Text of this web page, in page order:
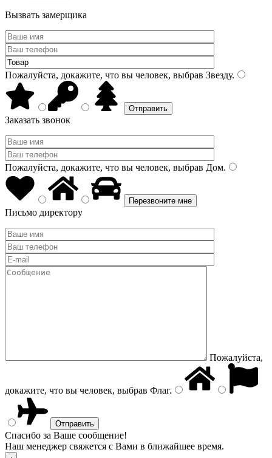
Вызвать замерщика
Пожалуйста, докажите, что вы человек, выбрав Звезду.
Заказать звонок
Пожалуйста, докажите, что вы человек, выбрав Дом.
Письмо директору
Пожалуйста,
докажите, что вы человек, выбрав Флаг.
Спасибо за Ваше сообщение!
Наш менеджер свяжется с Вами в ближайшее время.